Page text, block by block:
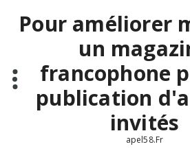
contenuPour améliorer
un
francophone
publication
invités
apel58.Fr